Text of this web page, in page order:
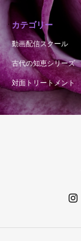
カテゴリー
動画配信スクール
古代の知恵シリーズ
対面トリートメント